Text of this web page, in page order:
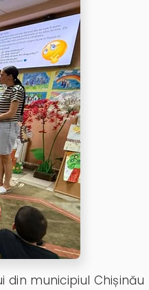
municipiul Chișinău